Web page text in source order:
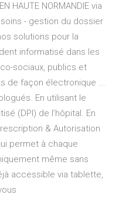
HAUTE NORMANDIE via
soins - gestion du dossier
solutions pour la
informatisé dans les
sociaux, publics et
de façon électronique ...
En utilisant le
(DPI) de l’hôpital. En
& Autorisation
permet à chaque
même sans
accessible via tablette,